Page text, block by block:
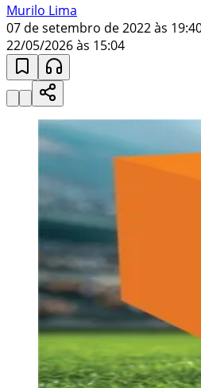
Murilo Lima
07 de setembro de 2022 às
22/05/2026 às 15:04